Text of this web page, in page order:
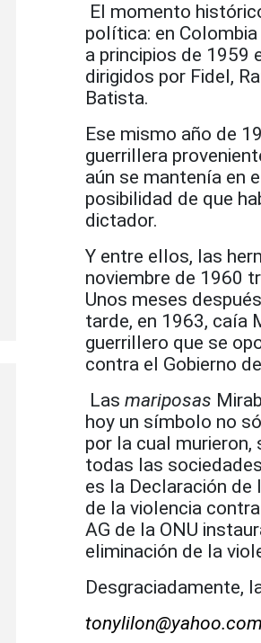
El momento
política: en
a principios de 1959
dirigidos por Fidel,
Batista.
Ese mismo año de
guerrillera
aún se mantenía en
posibilidad de que
dictador.
Y entre ellos, las
noviembre de 1960
Unos meses
tarde, en 1963, caía
guerrillero que se
contra el Gobierno
Las mariposas
hoy un símbolo no
por la cual murieron,
todas las
es la Declaración de
de la violencia
AG de la ONU
eliminación de la
Desgraciadamente,
tonylilon@yahoo.com